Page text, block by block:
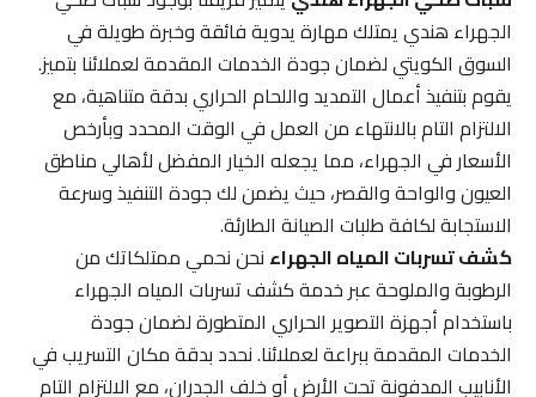
الجهراء هندي يمتلك مهارة يدوية فائقة وخبرة طويلة في
السوق الكويتي لضمان جودة الخدمات المقدمة لعملائنا بتميز.
يقوم بتنفيذ أعمال التمديد واللحام الحراري بدقة متناهية، مع
الالتزام التام بالانتهاء من العمل في الوقت المحدد وبأرخص
الأسعار في الجهراء، مما يجعله الخيار المفضل لأهالي مناطق
العيون والواحة والقصر، حيث يضمن لك جودة التنفيذ وسرعة
الاستجابة لكافة طلبات الصيانة الطارئة.
كشف تسربات المياه الجهراءنحن نحمي ممتلكاتك من
الرطوبة والملوحة عبر خدمة كشف تسربات المياه الجهراء
باستخدام أجهزة التصوير الحراري المتطورة لضمان جودة
الخدمات المقدمة ببراعة لعملائنا. نحدد بدقة مكان التسريب في
الأنابيب المدفونة تحت الأرض أو خلف الجدران، مع الالتزام التام